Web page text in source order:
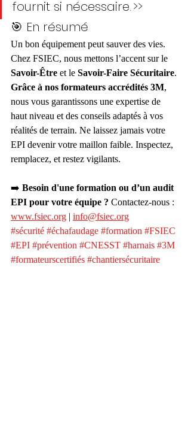
fournit si nécessaire. >>
🎯 En résumé
Un bon équipement peut sauver des vies.
Chez FSIEC, nous mettons l’accent sur le
Savoir-Être et le Savoir-Faire Sécuritaire.
Grâce à nos formateurs accrédités 3M,
nous vous garantissons une expertise de
haut niveau et des conseils adaptés à vos
réalités de terrain. Ne laissez jamais votre
EPI devenir votre maillon faible. Inspectez,
remplacez, et restez vigilants.
➡️ Besoin d'une formation ou d’un audit
EPI pour votre équipe ? Contactez-nous :
www.fsiec.org | info@fsiec.org
#sécurité #échafaudage #formation #FSIEC
#EPI #prévention #CNESST #harnais #3M
#formateurscertifiés #chantiersécuritaire